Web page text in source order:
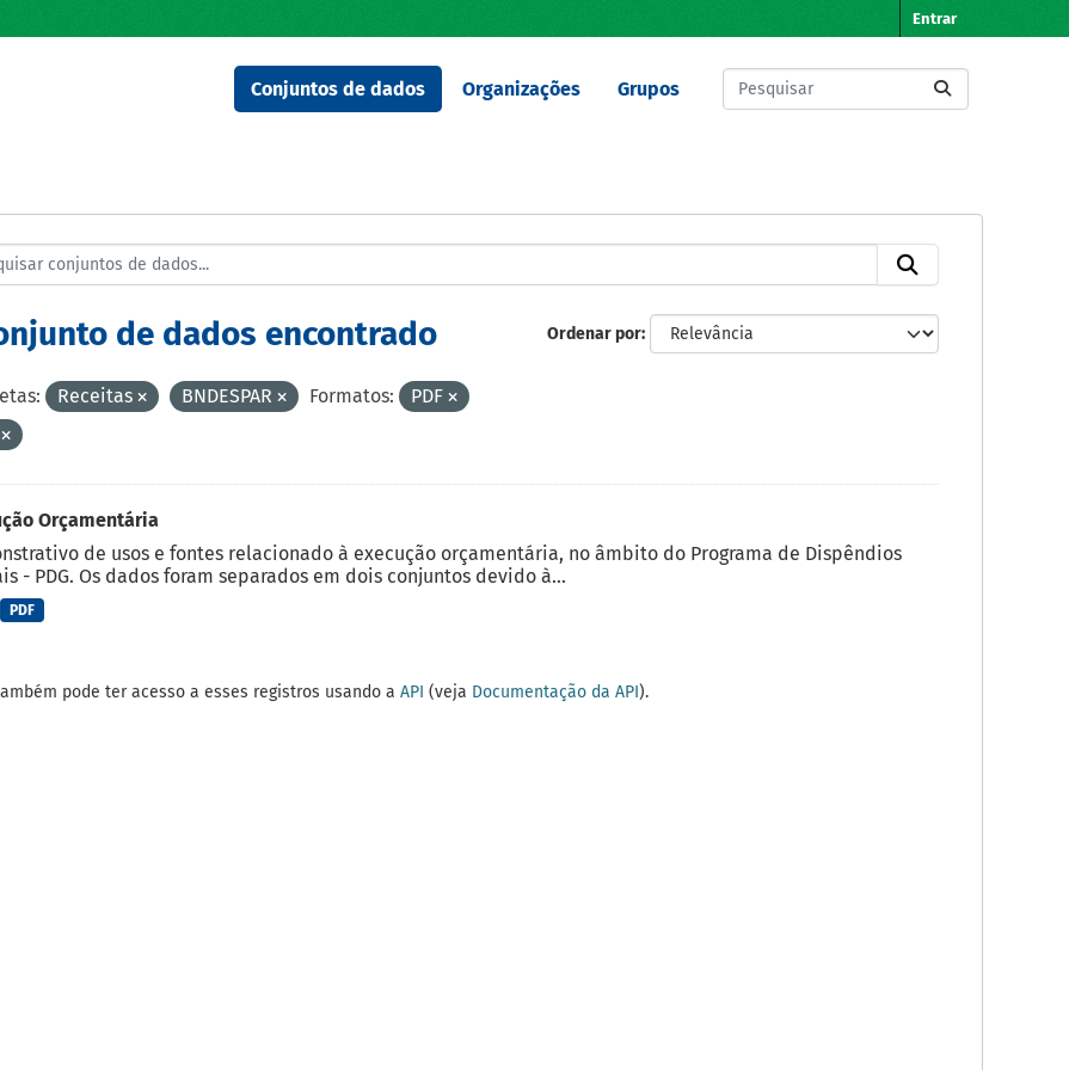
Entrar
Conjuntos de dados Organizações Grupos
Ordenar por
de dados encontrado
Receitas BNDESPAR Formatos:
PDF
Orçamentária
de usos e fontes relacionado à execução orçamentária, no âmbito do Programa de Dispêndios
- PDG. Os dados foram separados em dois conjuntos devido à...
PDF
pode ter acesso a esses registros usando a API (veja Documentação da API).